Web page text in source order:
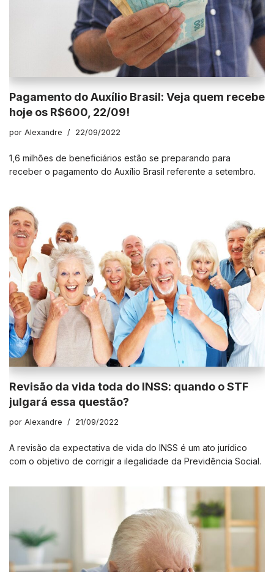
Pagamento do Auxílio Brasil: Veja quem recebe
hoje os R$600, 22/09!
por Alexandre 22/09/2022
1,6 milhões de beneficiários estão se preparando para
receber o pagamento do Auxílio Brasil referente a setembro.
Revisão da vida toda do INSS: quando o STF
julgará essa questão?
por Alexandre 21/09/2022
A revisão da expectativa de vida do INSS é um ato jurídico
com o objetivo de corrigir a ilegalidade da Previdência Social.